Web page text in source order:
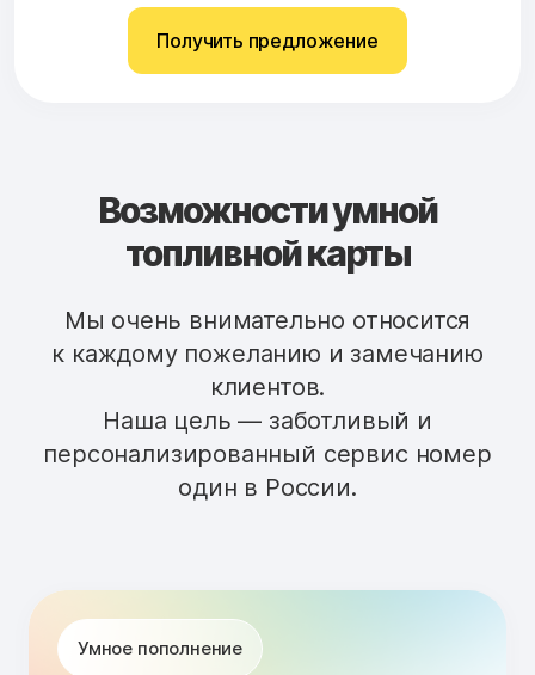
Получить предложение
Возможности умной
топливной карты
Мы очень внимательно относится
к каждому пожеланию и замечанию
клиентов.
Наша цель — заботливый и
персонализированный сервис номер
один в России.
Умное пополнение